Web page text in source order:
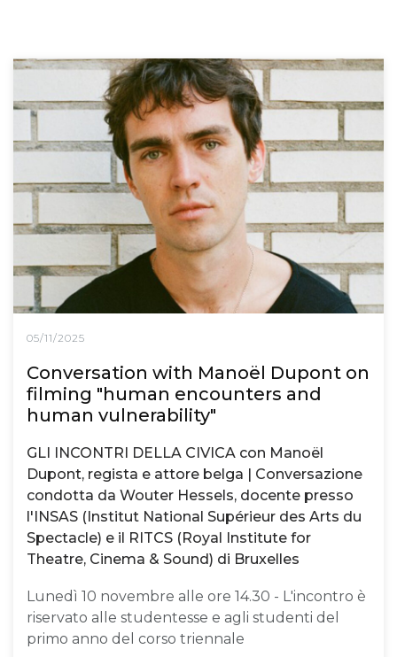
05/11/2025
Conversation with Manoël Dupont on
filming "human encounters and
human vulnerability"
GLI INCONTRI DELLA CIVICA con Manoël
Dupont, regista e attore belga | Conversazione
condotta da Wouter Hessels, docente presso
l'INSAS (Institut National Supérieur des Arts du
Spectacle) e il RITCS (Royal Institute for
Theatre, Cinema & Sound) di Bruxelles
Lunedì 10 novembre alle ore 14.30 - L'incontro è
riservato alle studentesse e agli studenti del
primo anno del corso triennale